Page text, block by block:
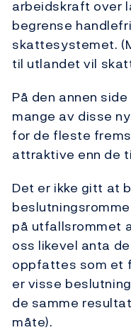
arbeidskraft over
begrense
skattesystemet.
til utlandet vil
På den annen
mange av disse
for de fleste
attraktive enn de
Det er ikke gitt at
på utfallsrommet
oss likevel anta
oppfattes som et
er visse
de samme
måte).